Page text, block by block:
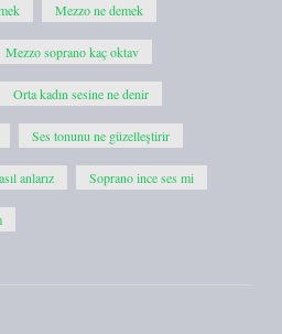
Mezzo ne demek
Mezzo soprano kaç oktav
Orta kadın sesine ne denir
Ses tonunu ne güzelleştirir
anlarız Soprano ince ses mi